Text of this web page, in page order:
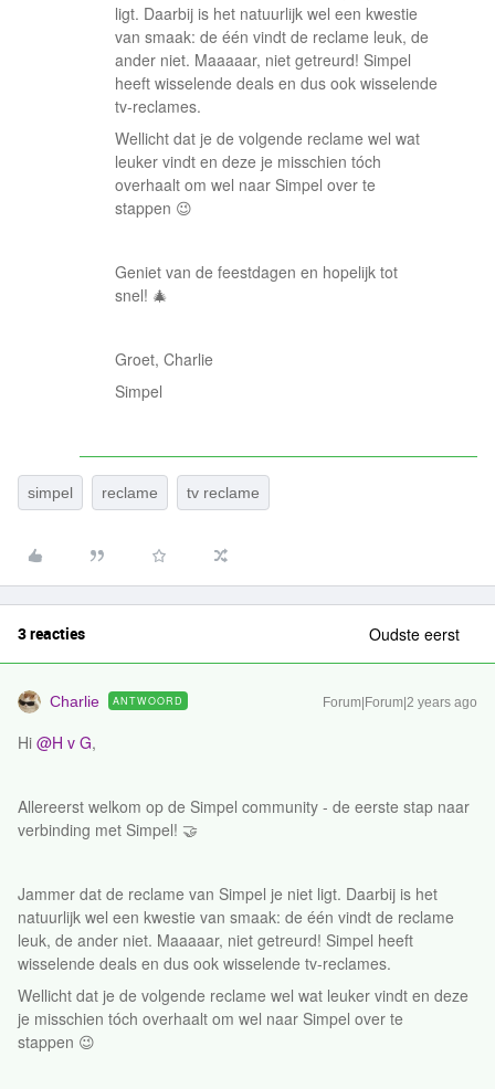
ligt. Daarbij is het natuurlijk wel een kwestie
van smaak: de één vindt de reclame leuk, de
ander niet. Maaaaar, niet getreurd! Simpel
heeft wisselende deals en dus ook wisselende
tv-reclames.
Wellicht dat je de volgende reclame wel wat
leuker vindt en deze je misschien tóch
overhaalt om wel naar Simpel over te
stappen 😉
Geniet van de feestdagen en hopelijk tot
snel! 🎄
Groet, Charlie
Simpel
simpel reclame tv reclame
3 reacties Oudste eerst
Charlie ANTWOORD Forum|Forum|2 years ago
Hi @H v G,
Allereerst welkom op de Simpel community - de eerste stap naar
verbinding met Simpel! 🤝
Jammer dat de reclame van Simpel je niet ligt. Daarbij is het
natuurlijk wel een kwestie van smaak: de één vindt de reclame
leuk, de ander niet. Maaaaar, niet getreurd! Simpel heeft
wisselende deals en dus ook wisselende tv-reclames.
Wellicht dat je de volgende reclame wel wat leuker vindt en deze
je misschien tóch overhaalt om wel naar Simpel over te
stappen 😉